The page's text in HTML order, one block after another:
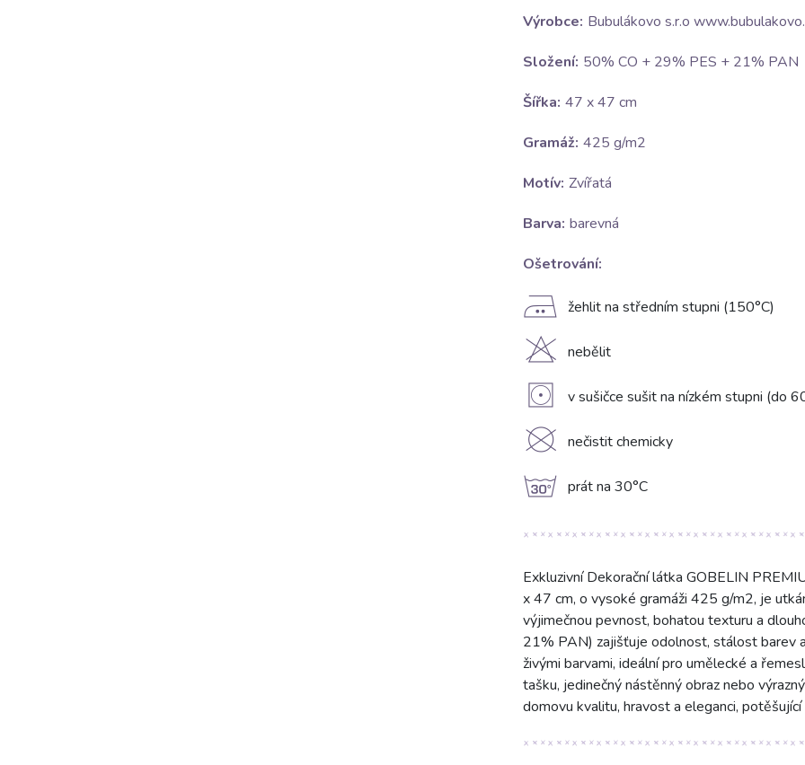
Výrobce: Bubulákovo s.r.o
Složení: 50% CO + 29% PES + 21% PAN
Šířka: 47 x 47 cm
Gramáž: 425 g/m2
Motív: Zvířatá
Barva: barevná
Ošetrování:
E žehlit na středním stupni (150°C)
H nebělit
V v sušičce sušit na nízkém stupni (do
K nečistit chemicky
g prát na 30°C
Exkluzivní Dekorační látka GOBELIN
x 47 cm, o vysoké gramáži 425 g/m2, je
výjimečnou pevnost, bohatou texturu a
21% PAN) zajišťuje odolnost, stálost barev
živými barvami, ideální pro umělecké a
tašku, jedinečný nástěnný obraz nebo
domovu kvalitu, hravost a eleganci,